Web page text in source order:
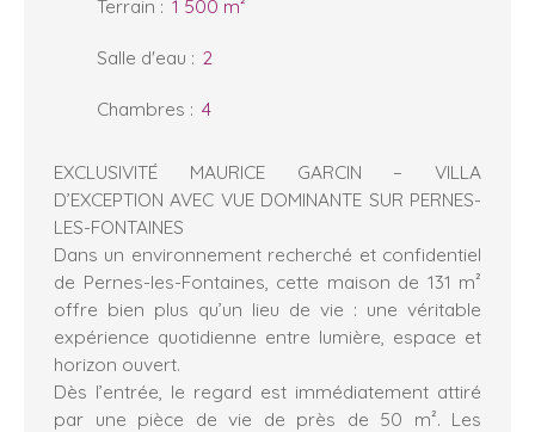
Terrain : 1 500 m²
Salle d'eau : 2
Chambres : 4
EXCLUSIVITÉ MAURICE GARCIN – VILLA
D’EXCEPTION AVEC VUE DOMINANTE SUR PERNES-
LES-FONTAINES
Dans un environnement recherché et confidentiel
de Pernes-les-Fontaines, cette maison de 131 m²
offre bien plus qu’un lieu de vie : une véritable
expérience quotidienne entre lumière, espace et
horizon ouvert.
Dès l’entrée, le regard est immédiatement attiré
par une pièce de vie de près de 50 m². Les